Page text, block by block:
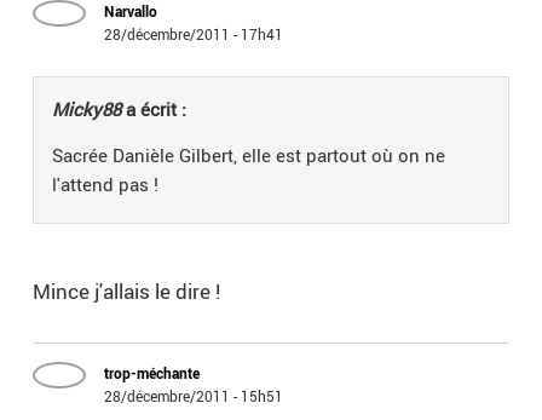
Narvallo
28/décembre/2011 - 17h41
Micky88a écrit :
Sacrée Danièle Gilbert, elle est partout où on ne
l'attend pas !
Mince j'allais le dire !
trop-méchante
28/décembre/2011 - 15h51